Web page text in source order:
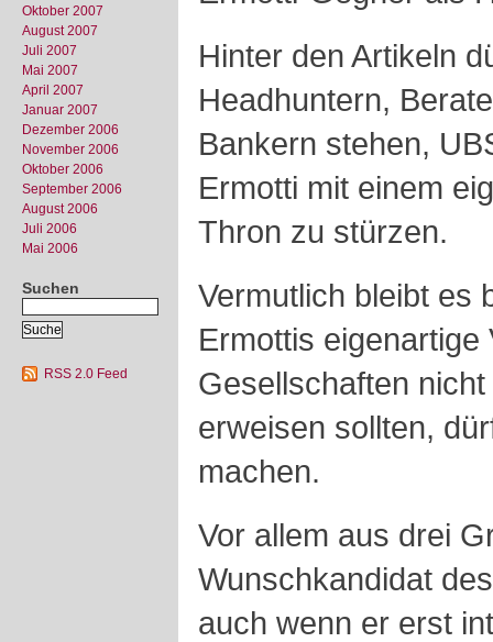
Oktober 2007
August 2007
Juli 2007
Mai 2007
April 2007
Januar 2007
Dezember 2006
November 2006
Oktober 2006
September 2006
August 2006
Juli 2006
Mai 2006
Suchen
RSS 2.0 Feed
Hinter den Artikeln
Headhuntern,
Bankern stehen,
Ermotti mit einem
Thron zu stürzen.
Vermutlich bleibt es
Ermottis
Gesellschaften
erweisen sollten,
machen.
Vor allem aus drei
Wunschkandidat
auch wenn er erst